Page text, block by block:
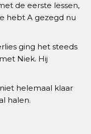
de eerste lessen,
hebt A gezegd nu
ging het steeds
Niek. Hij
helemaal klaar
halen.